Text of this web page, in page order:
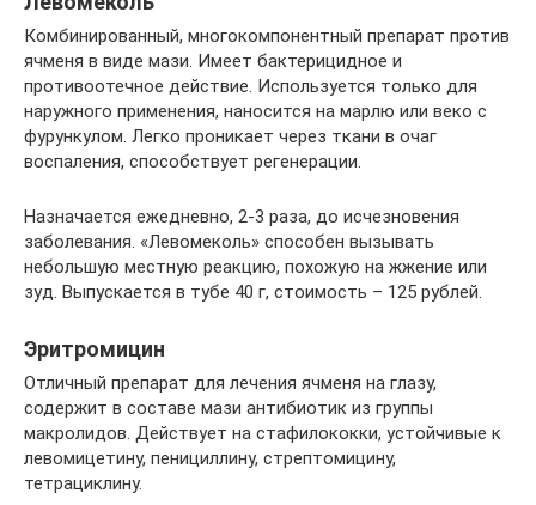
Комбинированный, многокомпонентный препарат против
ячменя в виде мази. Имеет бактерицидное и
противоотечное действие. Используется только для
наружного применения, наносится на марлю или веко с
фурункулом. Легко проникает через ткани в очаг
воспаления, способствует регенерации.
Назначается ежедневно, 2-3 раза, до исчезновения
заболевания. «Левомеколь» способен вызывать
небольшую местную реакцию, похожую на жжение или
зуд. Выпускается в тубе 40 г, стоимость – 125 рублей.
Эритромицин
Отличный препарат для лечения ячменя на глазу,
содержит в составе мази антибиотик из группы
макролидов. Действует на стафилококки, устойчивые к
левомицетину, пенициллину, стрептомицину,
тетрациклину.